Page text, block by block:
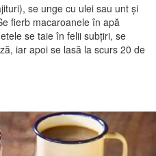
se unge cu ulei sau unt şi
fierb macaroanele în apă
se taie în felii subţiri, se
iar apoi se lasă la scurs 20 de